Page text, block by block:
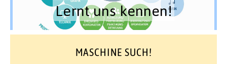
Lernt uns kennen!
MASCHINE SUCH!